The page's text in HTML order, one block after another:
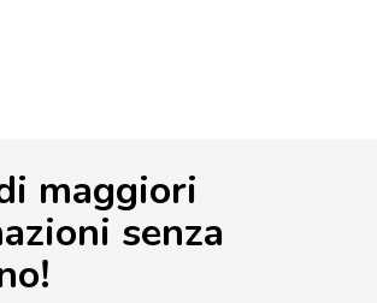
maggiori
senza